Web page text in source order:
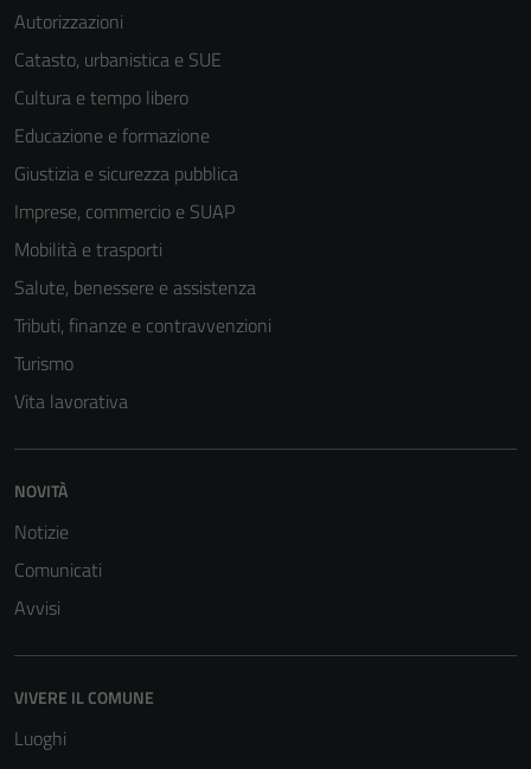
Autorizzazioni
Catasto, urbanistica e SUE
Cultura e tempo libero
Educazione e formazione
Giustizia e sicurezza pubblica
Imprese, commercio e SUAP
Mobilità e trasporti
Salute, benessere e assistenza
Tributi, finanze e contravvenzioni
Turismo
Vita lavorativa
NOVITÀ
Notizie
Comunicati
Avvisi
VIVERE IL COMUNE
Luoghi